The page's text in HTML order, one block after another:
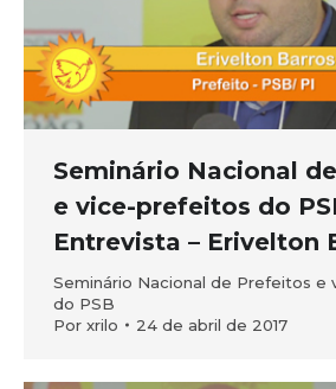
Seminário Nacional
e vice-prefeitos do
Entrevista – Erivelton
Seminário Nacional de Prefeitos e
do PSB
Por xrilo 24 de abril de 2017